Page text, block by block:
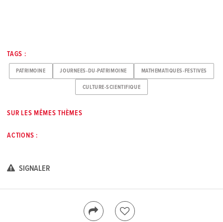
TAGS :
PATRIMOINE JOURNEES-DU-PATRIMOINE MATHEMATIQUES-FESTIVES
CULTURE-SCIENTIFIQUE
SUR LES MÊMES THÈMES
ACTIONS :
SIGNALER